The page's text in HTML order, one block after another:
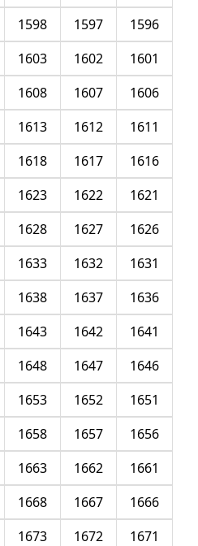
1596
1597
1598
1601
1602
1603
1606
1607
1608
1611
1612
1613
1616
1617
1618
1621
1622
1623
1626
1627
1628
1631
1632
1633
1636
1637
1638
1641
1642
1643
1646
1647
1648
1651
1652
1653
1656
1657
1658
1661
1662
1663
1666
1667
1668
1671
1672
1673